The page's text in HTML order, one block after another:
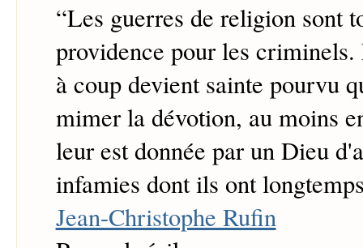
“Les guerres de religion sont
providence pour les
à coup devient sainte pourvu
mimer la dévotion, au moins
leur est donnée par un Dieu
infamies dont ils ont
Jean-Christophe Rufin